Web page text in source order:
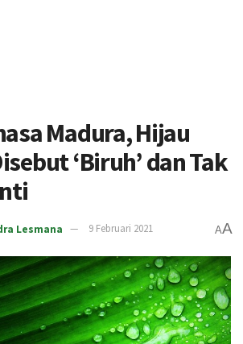
Madura, Hijau
‘Biruh’ dan Tak
Lesmana 9 Februari 2021 AA